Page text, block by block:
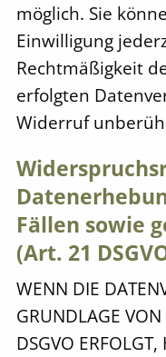
möglich. Sie
Einwilligung
Rechtmäßigkeit
erfolgten
Widerruf
Fällen sowie
(Art. 21
WENN DIE
GRUNDLAGE
DSGVO ERFOLGT,